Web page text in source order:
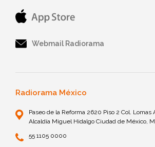
Webmail Radiorama
Radiorama México
Paseo de la Reforma 2620 Piso 2 Col. Lomas
Alcaldía Miguel Hidalgo Ciudad de México,
55 1105 0000